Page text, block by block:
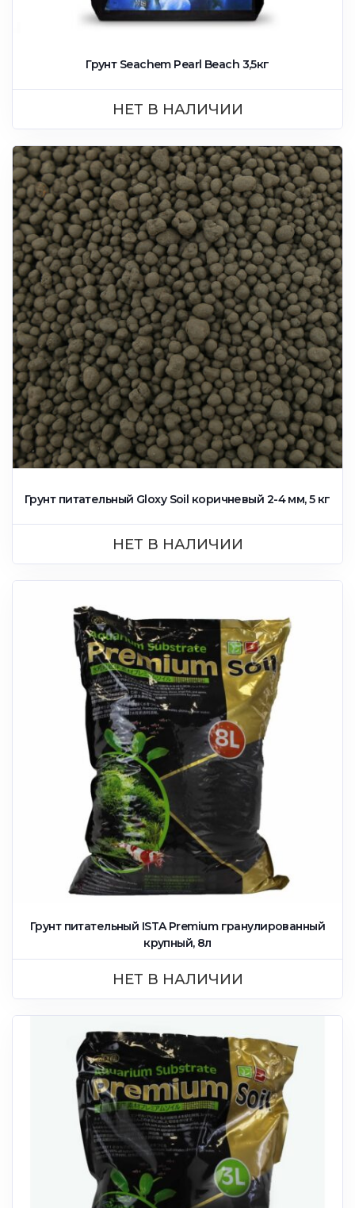
Грунт Seachem Pearl Beach 3,5кг
НЕТ В НАЛИЧИИ
Грунт питательный Gloxy Soil коричневый 2-4 мм, 5 кг
НЕТ В НАЛИЧИИ
Грунт питательный ISTA Premium гранулированный
крупный, 8л
НЕТ В НАЛИЧИИ